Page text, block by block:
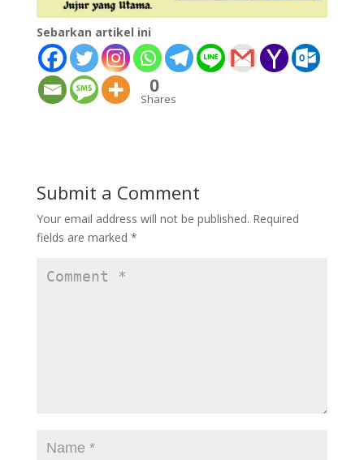
Sebarkan artikel ini
0
Shares
Submit a Comment
Your email address will not be published. Required
fields are marked *